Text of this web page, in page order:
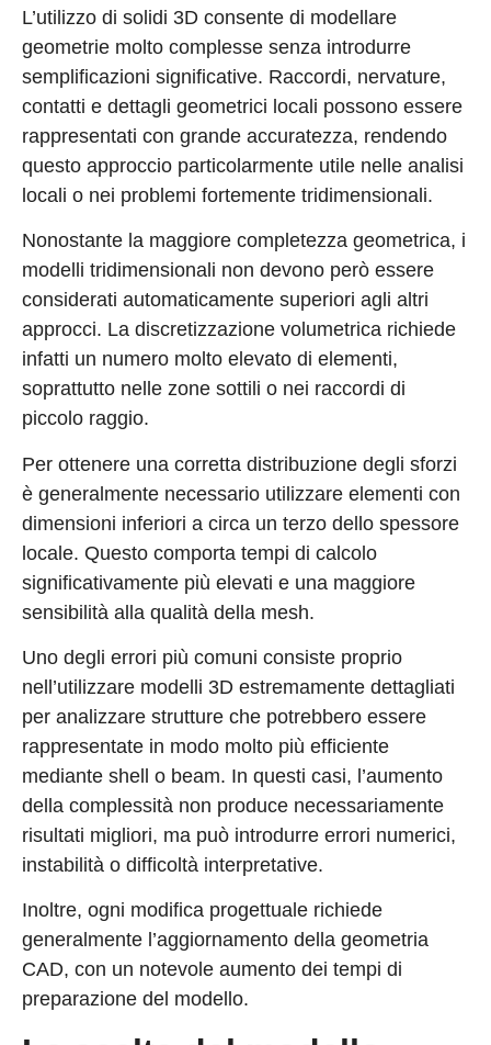
L’utilizzo di solidi 3D consente di modellare
geometrie molto complesse senza introdurre
semplificazioni significative. Raccordi, nervature,
contatti e dettagli geometrici locali possono essere
rappresentati con grande accuratezza, rendendo
questo approccio particolarmente utile nelle analisi
locali o nei problemi fortemente tridimensionali.
Nonostante la maggiore completezza geometrica, i
modelli tridimensionali non devono però essere
considerati automaticamente superiori agli altri
approcci. La discretizzazione volumetrica richiede
infatti un numero molto elevato di elementi,
soprattutto nelle zone sottili o nei raccordi di
piccolo raggio.
Per ottenere una corretta distribuzione degli sforzi
è generalmente necessario utilizzare elementi con
dimensioni inferiori a circa un terzo dello spessore
locale. Questo comporta tempi di calcolo
significativamente più elevati e una maggiore
sensibilità alla qualità della mesh.
Uno degli errori più comuni consiste proprio
nell’utilizzare modelli 3D estremamente dettagliati
per analizzare strutture che potrebbero essere
rappresentate in modo molto più efficiente
mediante shell o beam. In questi casi, l’aumento
della complessità non produce necessariamente
risultati migliori, ma può introdurre errori numerici,
instabilità o difficoltà interpretative.
Inoltre, ogni modifica progettuale richiede
generalmente l’aggiornamento della geometria
CAD, con un notevole aumento dei tempi di
preparazione del modello.